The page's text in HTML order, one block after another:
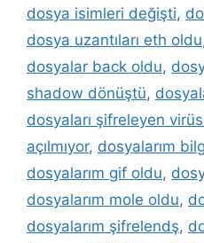
dosya isimleri değişti,
dosya uzantıları eth oldu
dosyalar back oldu,
shadow dönüştü,
dosyaları şifreleyen
açılmıyor, dosyalarım
dosyalarım gif oldu,
dosyalarım mole oldu,
dosyalarım şifrelendş,